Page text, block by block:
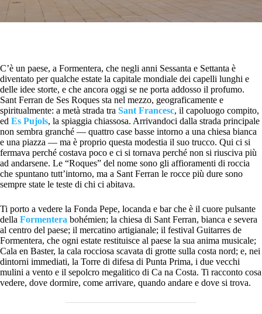
C’è un paese, a Formentera, che negli anni Sessanta e Settanta è
diventato per qualche estate la capitale mondiale dei capelli lunghi e
delle idee storte, e che ancora oggi se ne porta addosso il profumo.
Sant Ferran de Ses Roques sta nel mezzo, geograficamente e
spiritualmente: a metà strada tra Sant Francesc, il capoluogo compito,
ed Es Pujols, la spiaggia chiassosa. Arrivandoci dalla strada principale
non sembra granché — quattro case basse intorno a una chiesa bianca
e una piazza — ma è proprio questa modestia il suo trucco. Qui ci si
fermava perché costava poco e ci si tornava perché non si riusciva più
ad andarsene. Le “Roques” del nome sono gli affioramenti di roccia
che spuntano tutt’intorno, ma a Sant Ferran le rocce più dure sono
sempre state le teste di chi ci abitava.
Ti porto a vedere la Fonda Pepe, locanda e bar che è il cuore pulsante
della Formentera bohémien; la chiesa di Sant Ferran, bianca e severa
al centro del paese; il mercatino artigianale; il festival Guitarres de
Formentera, che ogni estate restituisce al paese la sua anima musicale;
Cala en Baster, la cala rocciosa scavata di grotte sulla costa nord; e, nei
dintorni immediati, la Torre di difesa di Punta Prima, i due vecchi
mulini a vento e il sepolcro megalitico di Ca na Costa. Ti racconto cosa
vedere, dove dormire, come arrivare, quando andare e dove si trova.